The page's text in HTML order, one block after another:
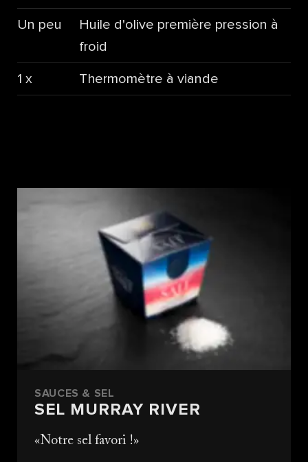
Un peu
Huile d'olive première pression à
froid
1 x Thermomètre à viande
SAUCES & SEL
SEL MURRAY RIVER
Notre sel favori !